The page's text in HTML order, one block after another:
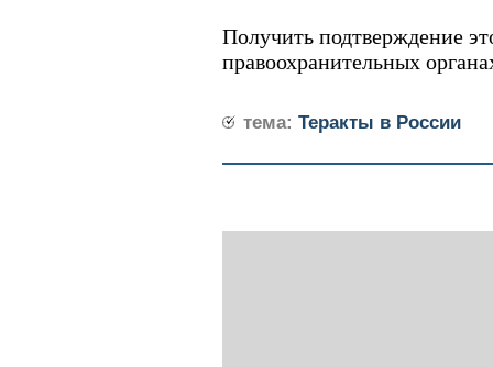
Получить подтверждение
правоохранительных
тема: Теракты в России